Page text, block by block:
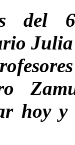
del
hoy y